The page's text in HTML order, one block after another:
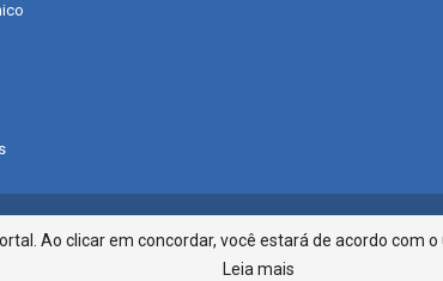
Infonet - Rua
Ao clicar em concordar, você estará de acordo com
Leia mais